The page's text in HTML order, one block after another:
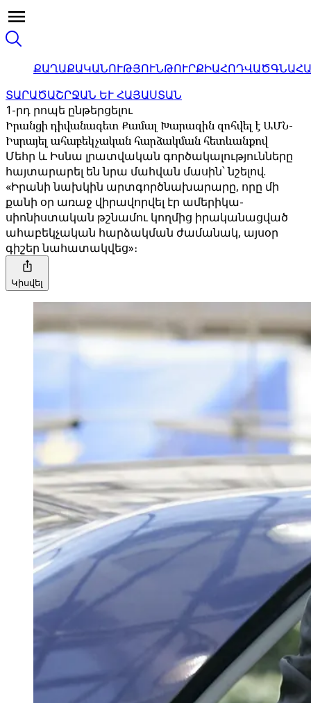
ՔԱՂԱՔԱԿԱՆՈՒԹՅՈՒՆԹՈՒՐՔԻԱՀՈԴՎԱԾ
ՏԱՐԱԾԱՇՐՋԱՆ ԵՒ ՀԱՅԱՍՏԱՆ
1-րդ րոպե ընթերցելու
Իրանցի դիվանագետ Քամալ Խարազին զոհվել է ԱՄՆ-
Իսրայել ահաբեկչական հարձակման հետևանքով
Մեհր և Իսնա լրատվական գործակալությունները
հայտարարել են նրա մահվան մասին՝ նշելով.
«Իրանի նախկին արտգործնախարարը, որը մի
քանի օր առաջ վիրավորվել էր ամերիկա-
սիոնիստական թշնամու կողմից իրականացված
ահաբեկչական հարձակման ժամանակ, այսօր
գիշեր նահատակվեց»։
Կիսվել